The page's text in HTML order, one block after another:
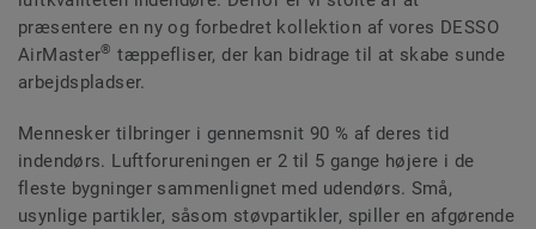
præsentere en ny og forbedret kollektion af vores DESSO
AirMaster® tæppefliser, der kan bidrage til at skabe sunde
arbejdspladser.
Mennesker tilbringer i gennemsnit 90 % af deres tid
indendørs. Luftforureningen er 2 til 5 gange højere i de
fleste bygninger sammenlignet med udendørs. Små,
usynlige partikler, såsom støvpartikler, spiller en afgørende